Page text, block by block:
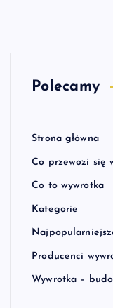
Polecamy
Strona główna
Co przewozi się
Co to wywrotka
Kategorie
Producenci
Wywrotka –